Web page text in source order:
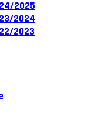
2025
2024
2023